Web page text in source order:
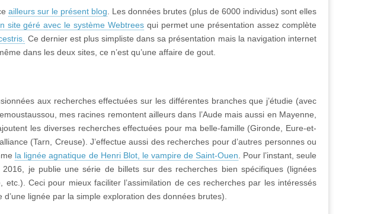
ailleurs sur le présent blog . Les données brutes (plus de 6000 individus) sont elles
site géré avec le système Webtreesqui permet une présentation assez complète
Ce dernier est plus simpliste dans sa présentation mais la navigation internet
dans les deux sites, ce n’est qu’une affaire de gout.
aux recherches effectuées sur les différentes branches que j’étudie (avec
mes racines remontent ailleurs dans l’Aude mais aussi en Mayenne,
les diverses recherches effectuées pour ma belle-famille (Gironde, Eure-et-
(Tarn, Creuse). J’effectue aussi des recherches pour d’autres personnes ou
la lignée agnatique de Henri Blot, le vampire de Saint-Ouen. Pour l’instant, seule
2016, je publie une série de billets sur des recherches bien spécifiques (lignées
etc.). Ceci pour mieux faciliter l’assimilation de ces recherches par les intéressés
d’une lignée par la simple exploration des données brutes).